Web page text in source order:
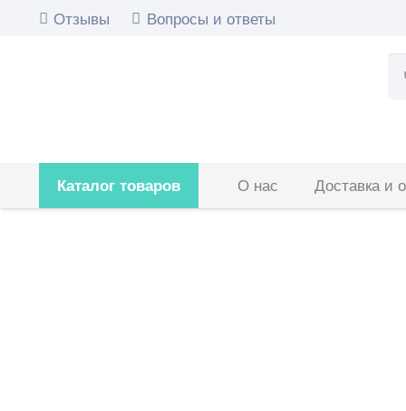
Отзывы Вопросы и ответы
Каталог товаров О нас Доставка и